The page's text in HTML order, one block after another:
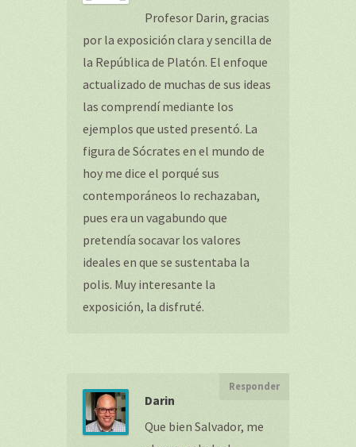
Profesor Darin, gracias
por la exposición clara y sencilla de
la República de Platón. El enfoque
actualizado de muchas de sus ideas
las comprendí mediante los
ejemplos que usted presentó. La
figura de Sócrates en el mundo de
hoy me dice el porqué sus
contemporáneos lo rechazaban,
pues era un vagabundo que
pretendía socavar los valores
ideales en que se sustentaba la
polis. Muy interesante la
exposición, la disfruté.
Darin
Responder
Que bien Salvador, me